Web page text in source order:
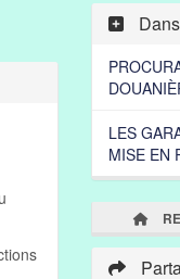
LES
MISE EN